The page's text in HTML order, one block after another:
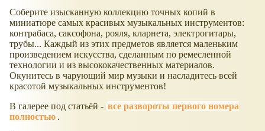
Соберите изысканную коллекцию точных копий в
миниатюре самых красивых музыкальных инструментов:
контрабаса, саксофона, рояля, кларнета, электрогитары,
трубы... Каждый из этих предметов является маленьким
произведением искусства, сделанным по ремесленной
технологии и из высококачественных материалов.
Окунитесь в чарующий мир музыки и насладитесь всей
красотой музыкальных инструментов!
В галерее под статьёй - все развороты первого номера
полностью .